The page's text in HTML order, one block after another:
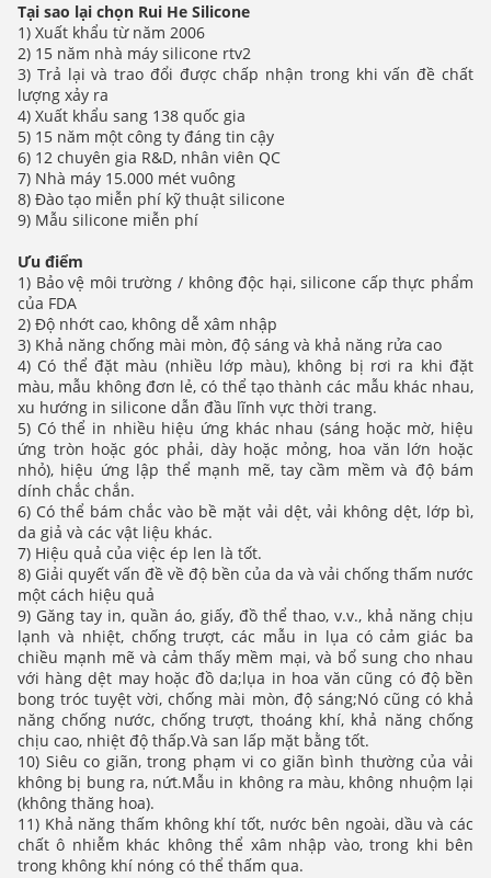
Tại sao lại chọn Rui He Silicone
1) Xuất khẩu từ năm 2006
2) 15 năm nhà máy silicone rtv2
3) Trả lại và trao đổi được chấp nhận trong khi vấn đề chất
lượng xảy ra
4) Xuất khẩu sang 138 quốc gia
5) 15 năm một công ty đáng tin cậy
6) 12 chuyên gia R&D, nhân viên QC
7) Nhà máy 15.000 mét vuông
8) Đào tạo miễn phí kỹ thuật silicone
9) Mẫu silicone miễn phí
Ưu điểm
1) Bảo vệ môi trường / không độc hại, silicone cấp thực phẩm
của FDA
2) Độ nhớt cao, không dễ xâm nhập
3) Khả năng chống mài mòn, độ sáng và khả năng rửa cao
4) Có thể đặt màu (nhiều lớp màu), không bị rơi ra khi đặt
màu, mẫu không đơn lẻ, có thể tạo thành các mẫu khác nhau,
xu hướng in silicone dẫn đầu lĩnh vực thời trang.
5) Có thể in nhiều hiệu ứng khác nhau (sáng hoặc mờ, hiệu
ứng tròn hoặc góc phải, dày hoặc mỏng, hoa văn lớn hoặc
nhỏ), hiệu ứng lập thể mạnh mẽ, tay cầm mềm và độ bám
dính chắc chắn.
6) Có thể bám chắc vào bề mặt vải dệt, vải không dệt, lớp bì,
da giả và các vật liệu khác.
7) Hiệu quả của việc ép len là tốt.
8) Giải quyết vấn đề về độ bền của da và vải chống thấm nước
một cách hiệu quả
9) Găng tay in, quần áo, giấy, đồ thể thao, v.v., khả năng chịu
lạnh và nhiệt, chống trượt, các mẫu in lụa có cảm giác ba
chiều mạnh mẽ và cảm thấy mềm mại, và bổ sung cho nhau
với hàng dệt may hoặc đồ da;lụa in hoa văn cũng có độ bền
bong tróc tuyệt vời, chống mài mòn, độ sáng;Nó cũng có khả
năng chống nước, chống trượt, thoáng khí, khả năng chống
chịu cao, nhiệt độ thấp.Và san lấp mặt bằng tốt.
10) Siêu co giãn, trong phạm vi co giãn bình thường của vải
không bị bung ra, nứt.Mẫu in không ra màu, không nhuộm lại
(không thăng hoa).
11) Khả năng thấm không khí tốt, nước bên ngoài, dầu và các
chất ô nhiễm khác không thể xâm nhập vào, trong khi bên
trong không khí nóng có thể thấm qua.